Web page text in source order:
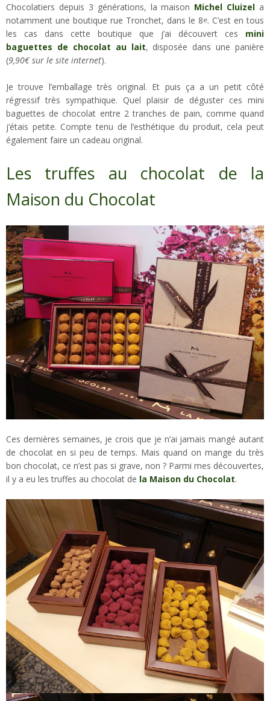
Chocolatiers depuis 3 générations, la maison Michel Cluizel a
notamment une boutique rue Tronchet, dans le 8e. C’est en tous
les cas dans cette boutique que j’ai découvert ces mini
baguettes de chocolat au lait, disposée dans une panière
(9,90€ sur le site internet).
Je trouve l’emballage très original. Et puis ça a un petit côté
régressif très sympathique. Quel plaisir de déguster ces mini
baguettes de chocolat entre 2 tranches de pain, comme quand
j’étais petite. Compte tenu de l’esthétique du produit, cela peut
également faire un cadeau original.
Les truffes au chocolat de la
Maison du Chocolat
Ces dernières semaines, je crois que je n’ai jamais mangé autant
de chocolat en si peu de temps. Mais quand on mange du très
bon chocolat, ce n’est pas si grave, non ? Parmi mes découvertes,
il y a eu les truffes au chocolat de la Maison du Chocolat.